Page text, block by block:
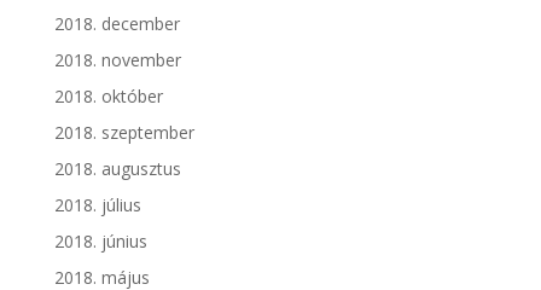
2018. december
2018. november
2018. október
2018. szeptember
2018. augusztus
2018. július
2018. június
2018. május